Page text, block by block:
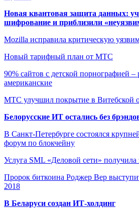
Новая квантовая защита данных:
шифрование и приблизили
Mozilla исправила критическую
Новый тарифный план от МТС
90% сайтов с детской порнографией –
американские
МТС улучшил покрытие в Витебской
Белорусские ИТ остались без
В Санкт-Петербурге состоялся
форум по блокчейну
Услуга SML «Деловой сети» получила
Пророк биткоина Роджер Вер
2018
В Беларуси создан ИТ-холдинг